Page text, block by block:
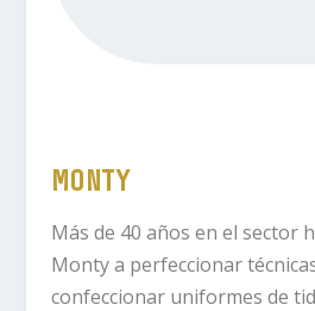
MONTY
Más de 40 años en el sector
Monty a perfeccionar
confeccionar uniformes de